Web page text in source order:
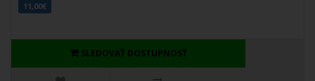
11,00€
SLEDOVAŤ DOSTUPNOSŤ